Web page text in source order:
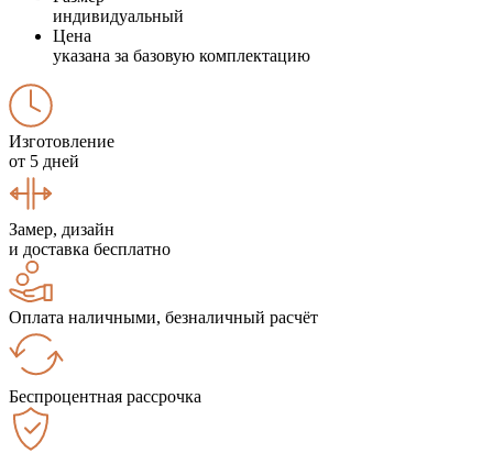
индивидуальный
Цена
указана за базовую комплектацию
Изготовление
от 5 дней
Замер, дизайн
и доставка бесплатно
Оплата наличными, безналичный расчёт
Беспроцентная рассрочка